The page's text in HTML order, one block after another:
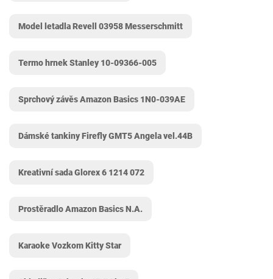
Model letadla Revell 03958 Messerschmitt
Termo hrnek Stanley 10-09366-005
Sprchový závěs Amazon Basics ‎1N0-039AE
Dámské tankiny Firefly GMT5 Angela vel.44B
Kreativní sada Glorex 6 1214 072
Prostěradlo Amazon Basics N.A.
Karaoke Vozkom Kitty Star